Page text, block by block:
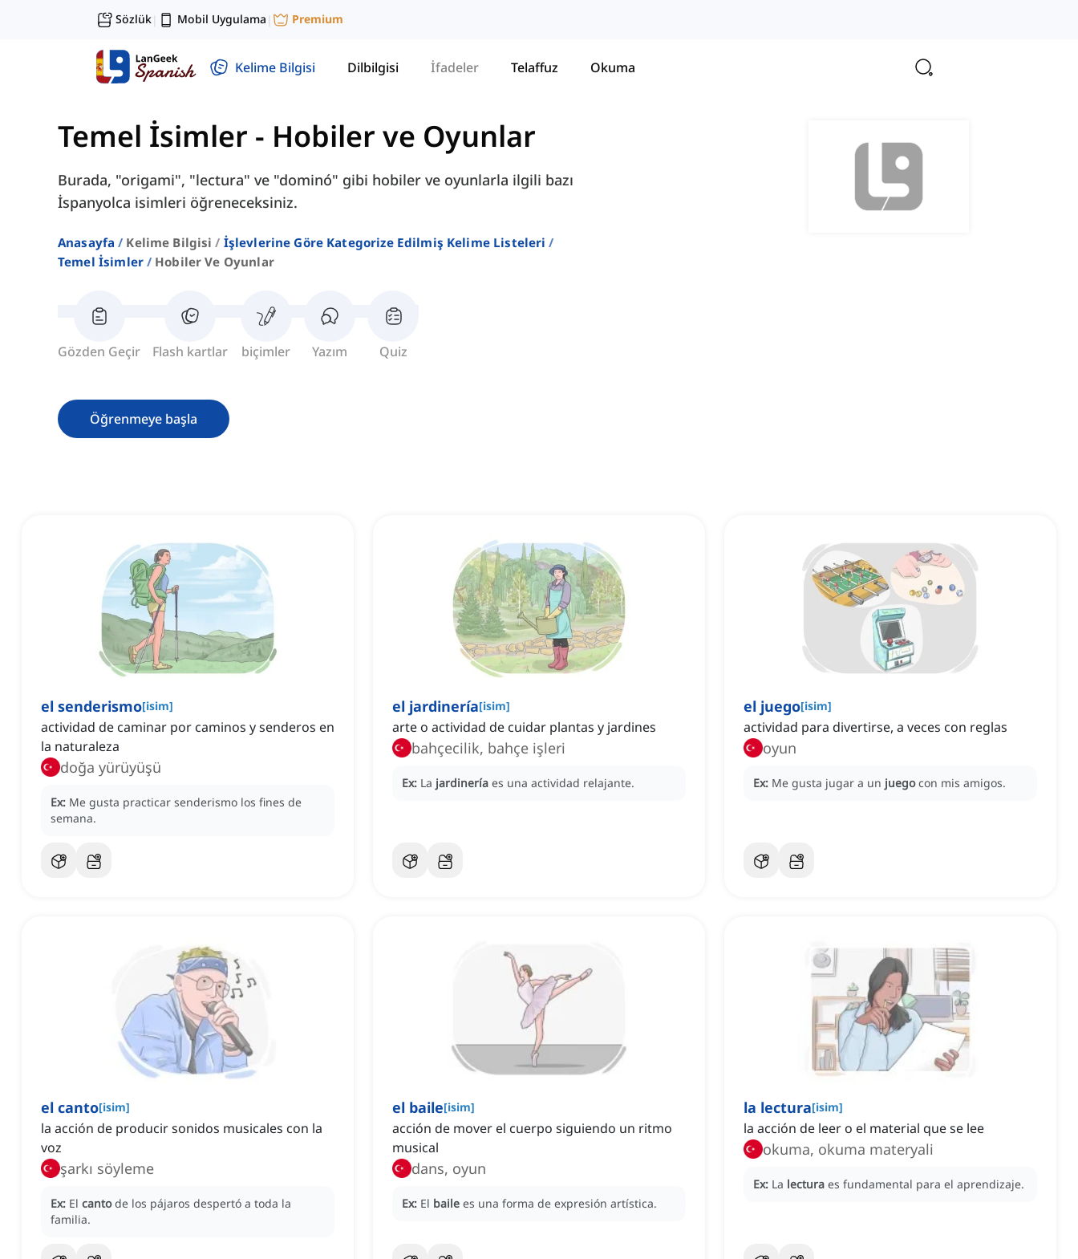
Sözlük| Mobil Uygulama | Premium
Kelime Bilgisi Dilbilgisi İfadeler Telaffuz Okuma
Temel İsimler - Hobiler ve Oyunlar
Burada, "origami", "lectura" ve "dominó" gibi hobiler ve oyunlarla ilgili bazı
İspanyolca isimleri öğreneceksiniz.
Anasayfa Kelime Bilgisi
İşlevlerine Göre Kategorize Edilmiş Kelime Listeleri
Temel İsimler
Hobiler Ve Oyunlar
Gözden Geçir Flash kartlar biçimler Yazım Quiz
Öğrenmeye başla
el senderismo[isim]
actividad de caminar por caminos y senderos en
la naturaleza
doğa yürüyüşü
Ex: Me gusta practicar senderismo los fines de
semana.
el jardinería[isim]
arte o actividad de cuidar plantas y jardines
bahçecilik, bahçe işleri
Ex: La jardinería es una actividad relajante.
el juego[isim]
actividad para divertirse, a veces con reglas
oyun
Ex: Me gusta jugar a un juego con mis amigos.
el canto[isim]
la acción de producir sonidos musicales con la
voz
şarkı söyleme
Ex: El canto de los pájaros despertó a toda la
familia.
el baile[isim]
acción de mover el cuerpo siguiendo un ritmo
musical
dans, oyun
Ex: El baile es una forma de expresión artística.
la lectura[isim]
la acción de leer o el material que se lee
okuma, okuma materyali
Ex: La lectura es fundamental para el aprendizaje.